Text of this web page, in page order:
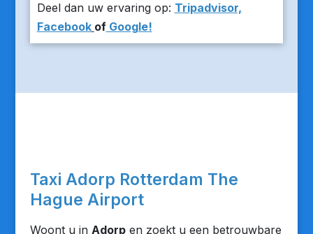
Deel dan uw ervaring op: Tripadvisor,
Facebook ofGoogle!
Taxi Adorp Rotterdam The
Hague Airport
Woont u in Adorpen zoekt u een betrouwbare